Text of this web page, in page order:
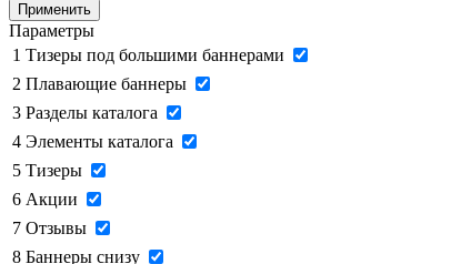
Применить
Параметры
1 Тизеры под большими баннерами
2 Плавающие баннеры
3 Разделы каталога
4 Элементы каталога
5 Тизеры
6 Акции
7 Отзывы
8 Баннеры снизу